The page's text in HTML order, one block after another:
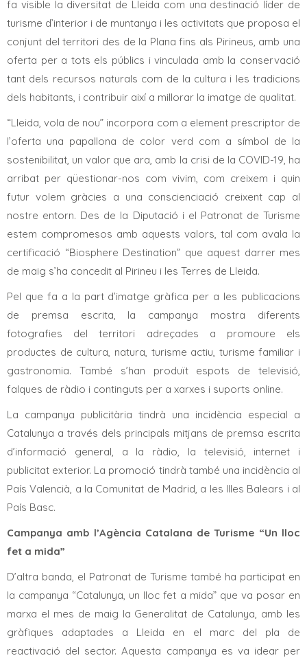
fa visible la diversitat de Lleida com una destinació líder de
turisme d’interior i de muntanya i les activitats que proposa el
conjunt del territori des de la Plana fins als Pirineus, amb una
oferta per a tots els públics i vinculada amb la conservació
tant dels recursos naturals com de la cultura i les tradicions
dels habitants, i contribuir així a millorar la imatge de qualitat.
“Lleida, vola de nou” incorpora com a element prescriptor de
l’oferta una papallona de color verd com a símbol de la
sostenibilitat, un valor que ara, amb la crisi de la COVID-19, ha
arribat per qüestionar-nos com vivim, com creixem i quin
futur volem gràcies a una conscienciació creixent cap al
nostre entorn. Des de la Diputació i el Patronat de Turisme
estem compromesos amb aquests valors, tal com avala la
certificació “Biosphere Destination” que aquest darrer mes
de maig s’ha concedit al Pirineu i les Terres de Lleida.
Pel que fa a la part d’imatge gràfica per a les publicacions
de premsa escrita, la campanya mostra diferents
fotografies del territori adreçades a promoure els
productes de cultura, natura, turisme actiu, turisme familiar i
gastronomia. També s’han produït espots de televisió,
falques de ràdio i continguts per a xarxes i suports online.
La campanya publicitària tindrà una incidència especial a
Catalunya a través dels principals mitjans de premsa escrita
d’informació general, a la ràdio, la televisió, internet i
publicitat exterior. La promoció tindrà també una incidència al
País Valencià, a la Comunitat de Madrid, a les Illes Balears i al
País Basc.
Campanya amb l’Agència Catalana de Turisme “Un lloc
fet a mida”
D’altra banda, el Patronat de Turisme també ha participat en
la campanya “Catalunya, un lloc fet a mida” que va posar en
marxa el mes de maig la Generalitat de Catalunya, amb les
gràfiques adaptades a Lleida en el marc del pla de
reactivació del sector. Aquesta campanya es va idear per